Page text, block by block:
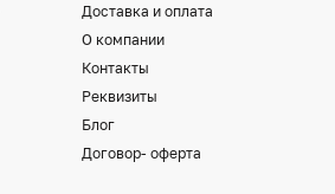
Доставка и оплата
О компании
Контакты
Реквизиты
Блог
Договор- оферта